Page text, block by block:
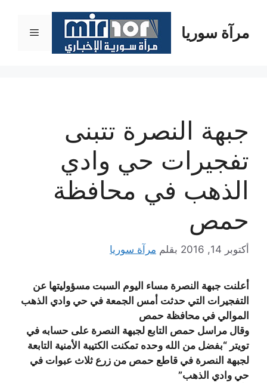
المحتوىمرآة سوريا القائمة
جبهة النصرة تتبنى
تفجيرات حي وادي
الذهب في محافظة
حمص
أكتوبر 14, 2016 بقلم مرآة سوريا
أعلنت جبهة النصرة مساء اليوم السبت مسؤوليتها عن
التفجيرات التي حدثت أمس الجمعة في حي وادي الذهب
الموالي في محافظة حمص
وقال مراسل حمص التابع لجبهة النصرة على حسابه في
تويتر “بفضل من الله وحده تمكنت الكتيبة الأمنية التابعة
لجبهة النصرة في قاطع حمص من زرع ثلاث عبوات في
حي وادي الذهب”